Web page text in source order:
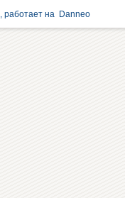
, работает на Danneo